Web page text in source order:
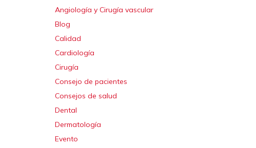
Angiología y Cirugía vascular
Blog
Calidad
Cardiología
Cirugía
Consejo de pacientes
Consejos de salud
Dental
Dermatología
Evento